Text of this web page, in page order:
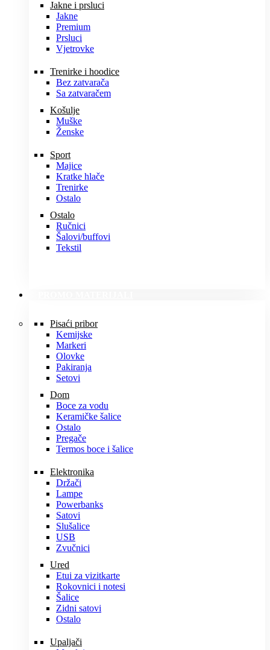
Jakne i prsluci
Jakne
Premium
Prsluci
Vjetrovke
Trenirke i hoodice
Bez zatvarača
Sa zatvaračem
Košulje
Muške
Ženske
Sport
Majice
Kratke hlače
Trenirke
Ostalo
Ostalo
Ručnici
Šalovi/buffovi
Tekstil
Pisaći pribor
Kemijske
Markeri
Olovke
Pakiranja
Setovi
Dom
Boce za vodu
Keramičke šalice
Ostalo
Pregače
Termos boce i šalice
Elektronika
Držači
Lampe
Powerbanks
Satovi
Slušalice
USB
Zvučnici
Ured
Etui za vizitkarte
Rokovnici i notesi
Šalice
Zidni satovi
Ostalo
Upaljači